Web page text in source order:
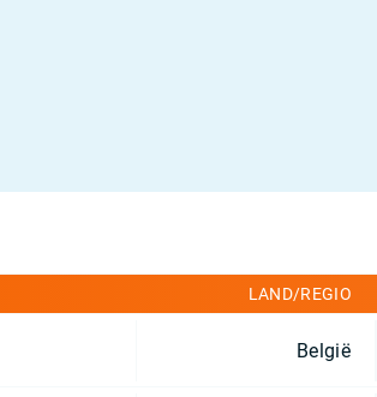
LAND/REGIO
België